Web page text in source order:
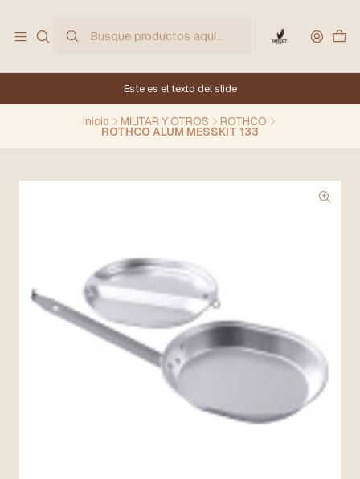
Este es el texto del slide
Inicio MILITAR Y OTROS ROTHCO
ROTHCO ALUM MESSKIT 133